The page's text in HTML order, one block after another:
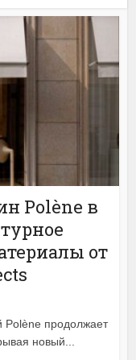
Polène в
от
Polène продолжает
новый...